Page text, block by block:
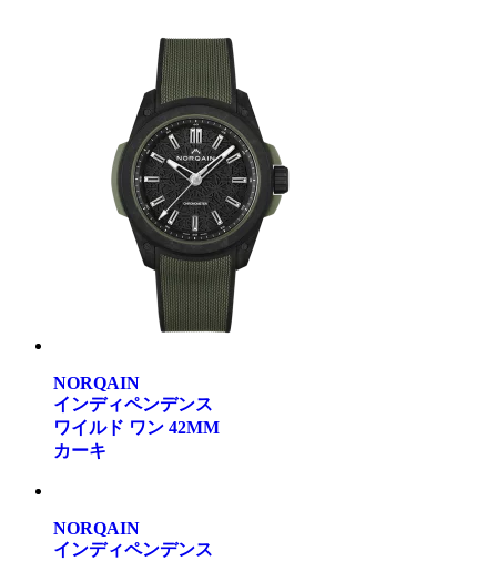
NORQAIN
インディペンデンス
ワイルド ワン 42MM
カーキ
NORQAIN
インディペンデンス